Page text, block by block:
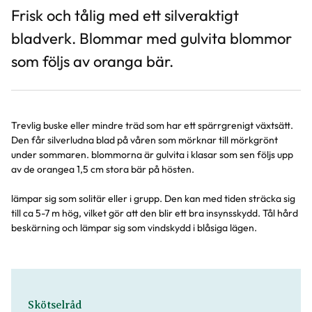
Frisk och tålig med ett silveraktigt
bladverk. Blommar med gulvita blommor
som följs av oranga bär.
Trevlig buske eller mindre träd som har ett spärrgrenigt växtsätt.
Den får silverludna blad på våren som mörknar till mörkgrönt
under sommaren. blommorna är gulvita i klasar som sen följs upp
av de orangea 1,5 cm stora bär på hösten.
lämpar sig som solitär eller i grupp. Den kan med tiden sträcka sig
till ca 5-7 m hög, vilket gör att den blir ett bra insynsskydd. Tål hård
beskärning och lämpar sig som vindskydd i blåsiga lägen.
Skötselråd